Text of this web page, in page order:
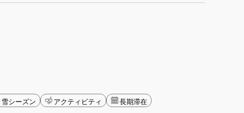
雪シーズン アクティビティ 長期滞在